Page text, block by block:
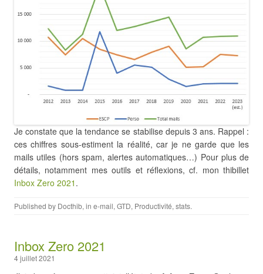
Je constate que la tendance se stabilise depuis 3 ans. Rappel :
ces chiffres sous-estiment la réalité, car je ne garde que les
mails utiles (hors spam, alertes automatiques…) Pour plus de
détails, notamment mes outils et réflexions, cf. mon thibillet
Inbox Zero 2021 .
Published by Docthib, in e-mail, GTD, Productivité, stats.
Inbox Zero 2021
4 juillet 2021